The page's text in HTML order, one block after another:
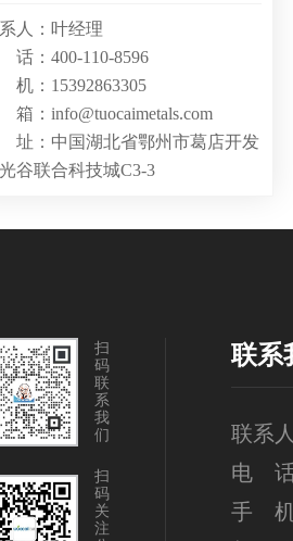
人：叶经理
话：400-110-8596
机：15392863305
箱：info@tuocaimetals.com
址：中国湖北省鄂州市葛店开发
谷联合科技城C3-3
扫
码
联
系
我
们
扫
码
关
注
联系
联系
电 话
手 机